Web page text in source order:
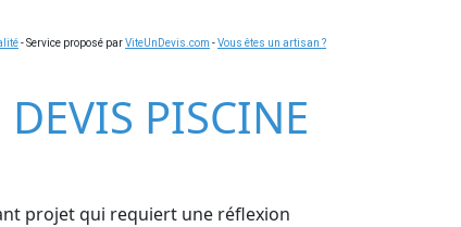
- Service proposé parViteUnDevis.com -Vous êtes un artisan ?
PISCINE
projet qui requiert une réflexion